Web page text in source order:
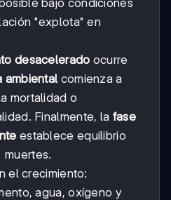
"explota" en
desacelerado ocurre
ambiental comienza a
mortalidad o
Finalmente, la fase
establece equilibrio
muertes.
el crecimiento:
agua, oxígeno y